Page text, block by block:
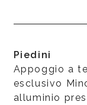
Piedini
Appoggio a
esclusivo
alluminio